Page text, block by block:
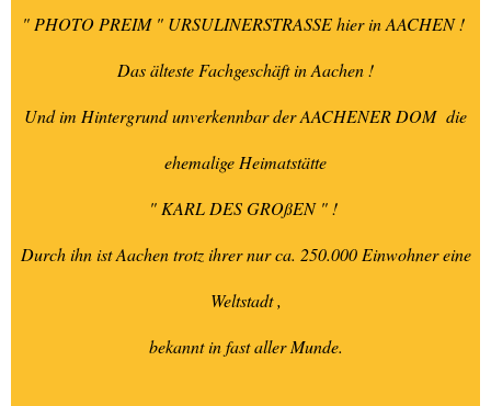
" PHOTO PREIM " URSULINERSTRASSE hier in AACHEN !
Das älteste Fachgeschäft in Aachen !
Und im Hintergrund unverkennbar der AACHENER DOM die
ehemalige Heimatstätte
" KARL DES GROßEN " !
Durch ihn ist Aachen trotz ihrer nur ca. 250.000 Einwohner eine
Weltstadt ,
bekannt in fast aller Munde.